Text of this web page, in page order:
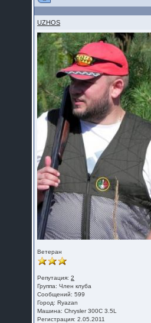
UZHOS
Ветеран
Репутация:2
Группа:Член клуба
Сообщений: 599
Город: Ryazan
Машина: Chrysler 300C 3.5L
Регистрация: 2.05.2011